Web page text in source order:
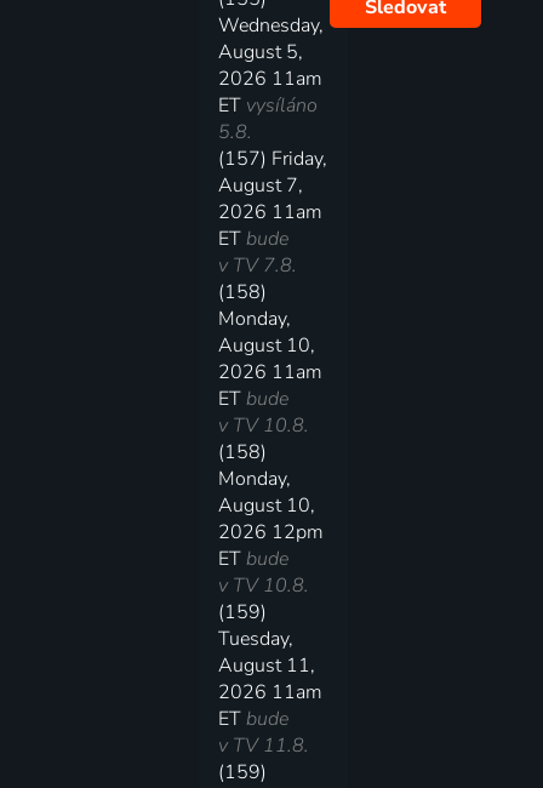
Wednesday,
August 5,
2026 11am
ET vysíláno
5.8.
Sledovat
(157) Friday,
August 7,
2026 11am
ETbude
v TV 7.8.
(158)
Monday,
August 10,
2026 11am
ETbude
v TV 10.8.
(158)
Monday,
August 10,
2026 12pm
ETbude
v TV 10.8.
(159)
Tuesday,
August 11,
2026 11am
ETbude
v TV 11.8.
(159)